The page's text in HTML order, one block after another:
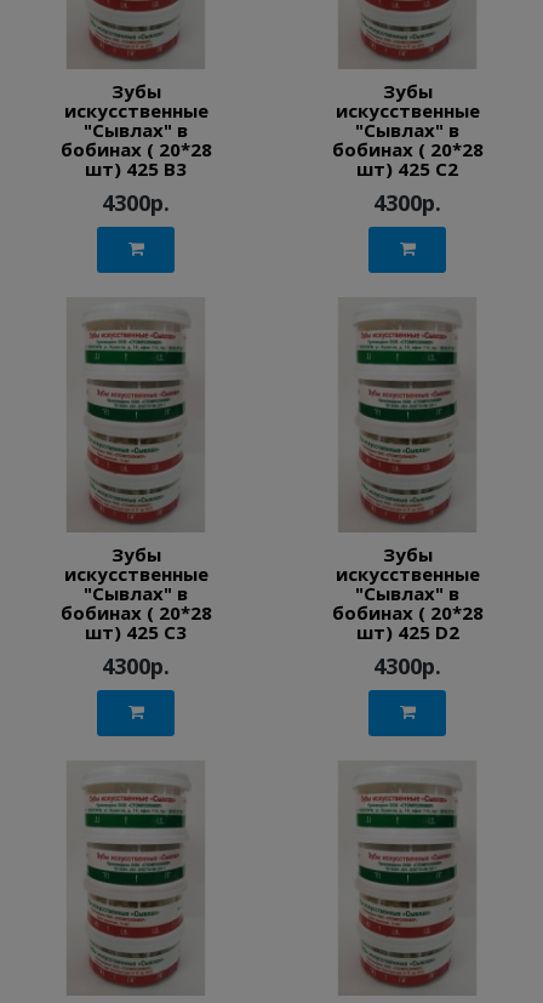
Зубы
искусственные
"Сывлах" в
бобинах ( 20*28
шт) 425 B3
4300р.
Зубы
искусственные
"Сывлах" в
бобинах ( 20*28
шт) 425 C2
4300р.
Зубы
искусственные
"Сывлах" в
бобинах ( 20*28
шт) 425 C3
4300р.
Зубы
искусственные
"Сывлах" в
бобинах ( 20*28
шт) 425 D2
4300р.